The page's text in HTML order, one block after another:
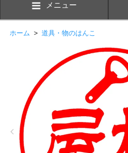
メニュー
ホーム > 道具・物のはんこ